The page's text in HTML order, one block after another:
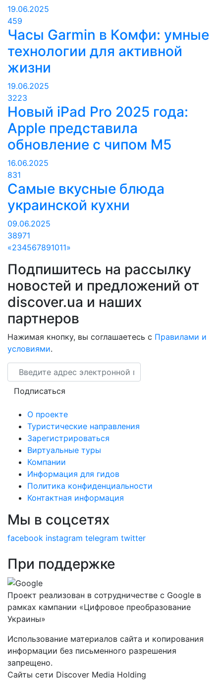
19.06.2025
459
Часы Garmin в Комфи: умные
технологии для активной
жизни
19.06.2025
3223
Новый iPad Pro 2025 года:
Apple представила
обновление с чипом M5
16.06.2025
831
Самые вкусные блюда
украинской кухни
09.06.2025
38971
«234567891011»
Подпишитесь на рассылку
новостей и предложений от
discover.ua и наших
партнеров
Нажимая кнопку, вы соглашаетесь с Правилами и
условиями.
Email
Подписаться
О проекте
Туристические направления
Зарегистрироваться
Виртуальные туры
Компании
Информация для гидов
Политика конфиденциальности
Контактная информация
Мы в соцсетях
facebook instagram telegram twitter
При поддержке
Проект реализован в сотрудничестве с Google в
рамках кампании «Цифровое преобразование
Украины»
Использование материалов сайта и копирования
информации без письменного разрешения
запрещено.
Сайты сети Discover Media Holding